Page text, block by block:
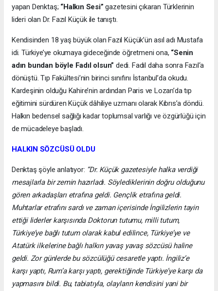
yapan Denktaş; “Halkın Sesi”gazetesini çıkaran Türklerinin
lideri olan Dr. Fazıl Küçük ile tanıştı.
Kendisinden 18 yaş büyük olan Fazıl Küçük’ün asıl adı Mustafa
idi. Türkiye’ye okumaya gideceğinde öğretmeni ona, “Senin
adın bundan böyle Fadıl olsun” dedi. Fadıl daha sonra Fazıl‘a
dönüştü. Tıp Fakültesi’nin birinci sınıfını İstanbul’da okudu.
Kardeşinin olduğu Kahire’nin ardından Paris ve Lozan’da tıp
eğitimini sürdüren Küçük dâhiliye uzmanı olarak Kıbrıs’a döndü.
Halkın bedensel sağlığı kadar toplumsal varlığı ve özgürlüğü için
de mücadeleye başladı.
HALKIN SÖZCÜSÜ OLDU
Denktaş şöyle anlatıyor: “Dr. Küçük gazetesiyle halka verdiği
mesajlarla bir zemin hazırladı. Söylediklerinin doğru olduğunu
gören arkadaşları etrafına geldi. Gençlik etrafına geldi.
Muhtarlar etrafını sardı ve zaman içerisinde İngilizlerin tayin
ettiği liderler karşısında Doktorun tutumu, milli tutum,
Türkiye’ye bağlı tutum olarak kabul edilince, Türkiye’ye ve
Atatürk ilkelerine bağlı halkın yavaş yavaş sözcüsü haline
geldi. Zor günlerde bu sözcülüğü cesaretle yaptı. İngiliz’e
karşı yaptı, Rum’a karşı yaptı, gerektiğinde Türkiye’ye karşı da
yapmasını bildi. Bu, tabiatıyla, olayların kendisini yani bir